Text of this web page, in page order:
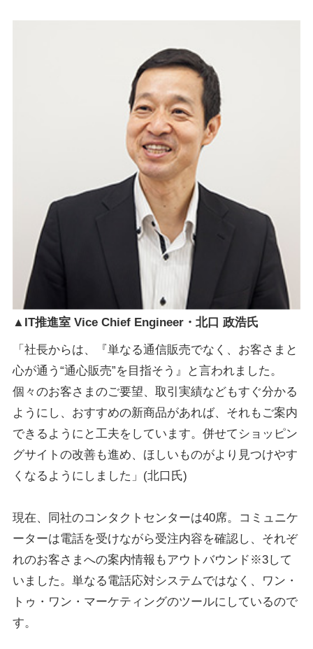
▲IT推進室 Vice Chief Engineer・北口 政浩氏
「社長からは、『単なる通信販売でなく、お客さまと
心が通う“通心販売”を目指そう』と言われました。
個々のお客さまのご要望、取引実績などもすぐ分かる
ようにし、おすすめの新商品があれば、それもご案内
できるようにと工夫をしています。併せてショッピン
グサイトの改善も進め、ほしいものがより見つけやす
くなるようにしました」(北口氏)
現在、同社のコンタクトセンターは40席。コミュニケ
ーターは電話を受けながら受注内容を確認し、それぞ
れのお客さまへの案内情報もアウトバウンド※3して
いました。単なる電話応対システムではなく、ワン・
トゥ・ワン・マーケティングのツールにしているので
す。